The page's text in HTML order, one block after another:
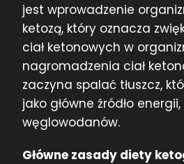
jest wprowadzenie
ketozą, który oznacza
ciał ketonowych w
nagromadzenia ciał
zaczyna spalać tłuszcz,
jako główne źródło
węglowodanów.
Główne zasady diety